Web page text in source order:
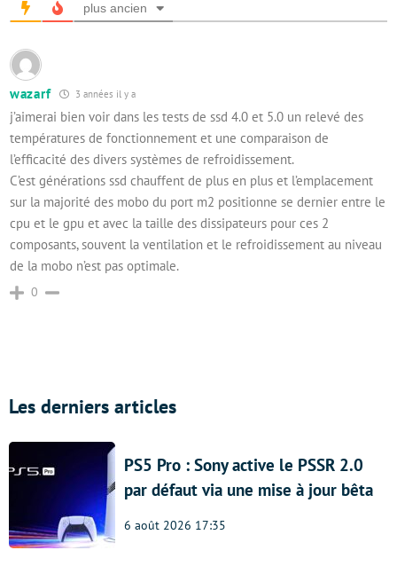
plus ancien
wazarf 3 années il y a
j’aimerai bien voir dans les tests de ssd 4.0 et 5.0 un relevé des
températures de fonctionnement et une comparaison de
l’efficacité des divers systèmes de refroidissement.
C’est générations ssd chauffent de plus en plus et l’emplacement
sur la majorité des mobo du port m2 positionne se dernier entre le
cpu et le gpu et avec la taille des dissipateurs pour ces 2
composants, souvent la ventilation et le refroidissement au niveau
de la mobo n’est pas optimale.
0
Les derniers articles
PS5 Pro : Sony active le PSSR 2.0
par défaut via une mise à jour bêta
6 août 2026 17:35